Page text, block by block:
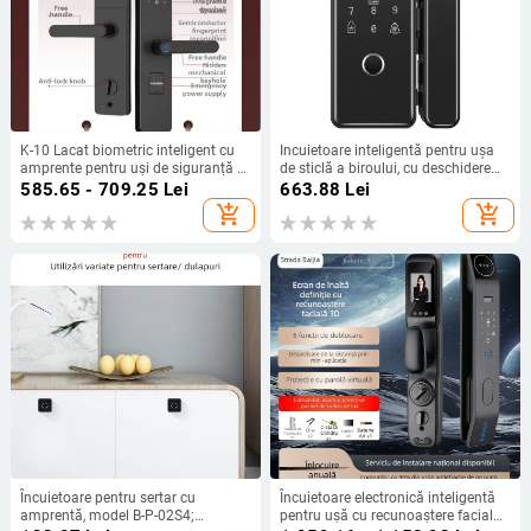
K-10 Lacat biometric inteligent cu
amprente pentru uși de siguranță —
50 amprente stocate; timp de
scanare <0.01 s; rată recunoaștere
falsă <0.01; rată respingere falsă
585.65 - 709.25 Lei
add_shopping_cart
Incuietoare inteligentă pentru ușa
de sticlă a biroului, cu deschidere
dublă, cu amprentă, card și parolă
(Model R0958; stoc amprente: 50;
metode de deblocare: amprentă,
alimentare DC)
663.88 Lei
add_shopping_cart
Încuietoare pentru sertar cu
amprentă, model B-P-02S4;
Încuietoare electronică inteligentă
pentru ușă cu recunoaștere facială,